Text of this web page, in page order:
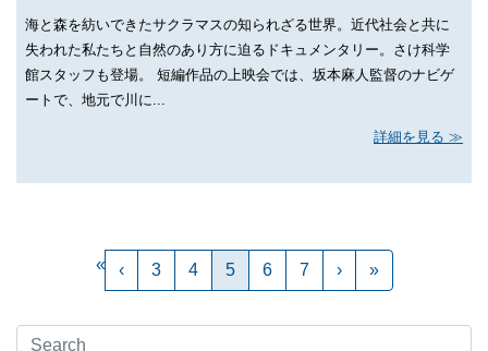
海と森を紡いできたサクラマスの知られざる世界。近代社会と共に
失われた私たちと自然のあり方に迫るドキュメンタリー。さけ科学
館スタッフも登場。 短編作品の上映会では、坂本麻人監督のナビゲ
ートで、地元で川に...
詳細を見る
« ‹ 3 4 5 6 7 › »